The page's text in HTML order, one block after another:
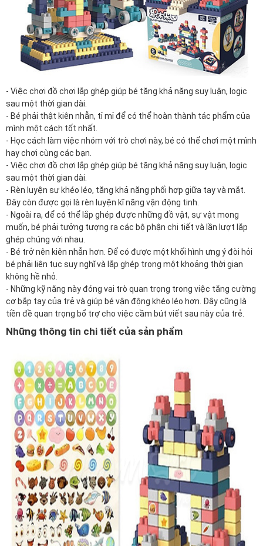
- Việc chơi đồ chơi lắp ghép giúp bé tăng khả năng suy luận, logic
sau một thời gian dài.
- Bé phải thật kiên nhẫn, tỉ mỉ để có thể hoàn thành tác phẩm của
mình một cách tốt nhất.
- Học cách làm việc nhóm với trò chơi này, bé có thể chơi một mình
hay chơi cùng các bạn.
- Việc chơi đồ chơi lắp ghép giúp bé tăng khả năng suy luận, logic
sau một thời gian dài.
- Rèn luyện sự khéo léo, tăng khả năng phối hợp giữa tay và mắt.
Đây còn được gọi là rèn luyện kĩ năng vận động tinh.
- Ngoài ra, để có thể lắp ghép được những đồ vật, sự vật mong
muốn, bé phải tưởng tượng ra các bộ phận chi tiết và lần lượt lắp
ghép chúng với nhau.
- Bé trở nên kiên nhẫn hơn. Để có được một khối hình ưng ý đòi hỏi
bé phải liên tục suy nghĩ và lắp ghép trong một khoảng thời gian
không hề nhỏ.
- Những kỹ năng này đóng vai trò quan trọng trong việc tăng cường
cơ bắp tay của trẻ và giúp bé vận động khéo léo hơn. Đây cũng là
tiền đề quan trọng bổ trợ cho việc cầm bút viết sau này của trẻ.
Những thông tin chi tiết của sản phẩm